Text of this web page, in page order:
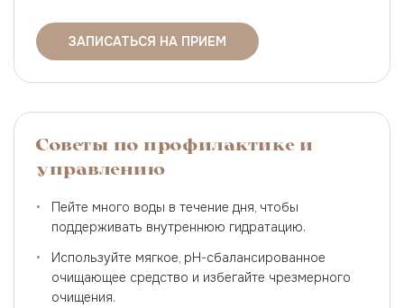
ЗАПИСАТЬСЯ НА ПРИЕМ
Советы по профилактике и
управлению
•
Пейте много воды в течение дня, чтобы
поддерживать внутреннюю гидратацию.
•
Используйте мягкое, pH-сбалансированное
очищающее средство и избегайте чрезмерного
очищения.